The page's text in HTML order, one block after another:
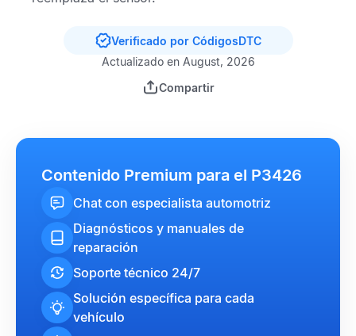
Verificado por CódigosDTC
Actualizado en August, 2026
Compartir
Contenido Premium para el P3426
Chat con especialista automotriz
Diagnósticos y manuales de
reparación
Soporte técnico 24/7
Solución específica para cada
vehículo